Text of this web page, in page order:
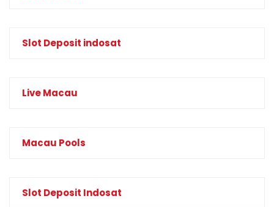
Slot Deposit indosat
Live Macau
Macau Pools
Slot Deposit Indosat